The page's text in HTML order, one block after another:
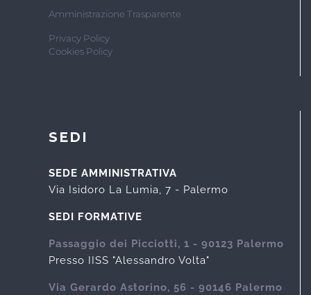
Amministrazione Trasparente
Privacy Policy
Cookies Policy
SEDI
SEDE AMMINISTRATIVA
Via Isidoro La Lumia, 7 - Palermo
SEDI FORMATIVE
Passaggio dei Picciotti, 1 - 90123 Palermo
Presso IISS "Alessandro Volta"
Via Gerardo Astorino, 56 - 90146 Palermo